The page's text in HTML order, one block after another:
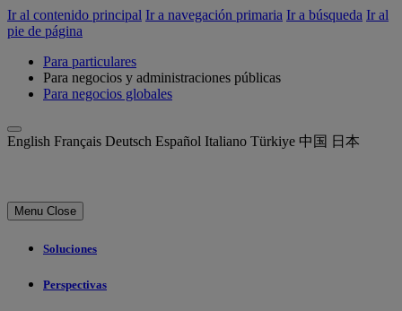
Ir al contenido principal Ir a navegación primaria Ir a búsqueda Ir al
pie de página
Para particulares
Para negocios y administraciones públicas
Para negocios globales
English Français Deutsch Español Italiano Türkiye 中国 日本
Menu Close
Soluciones
Perspectivas